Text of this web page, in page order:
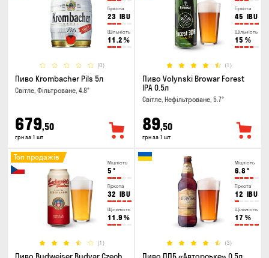
Гіркота
23 IBU
Щільність
11.2 %
(0)
Пиво Krombacher Pils 5л
Світле, Фільтроване, 4.8°
679,50
грн за 1 шт
Гіркота
45 IBU
Щільність
15 %
(1)
Пиво Volynski Browar Forest
IPA 0.5л
Світле, Нефільтроване, 5.7°
89,50
грн за 1 шт
Міцність
5 °
Гіркота
32 IBU
Щільність
11.9 %
(1)
Топ продажів
Міцність
6.8 °
Гіркота
12 IBU
Щільність
17 %
(3)